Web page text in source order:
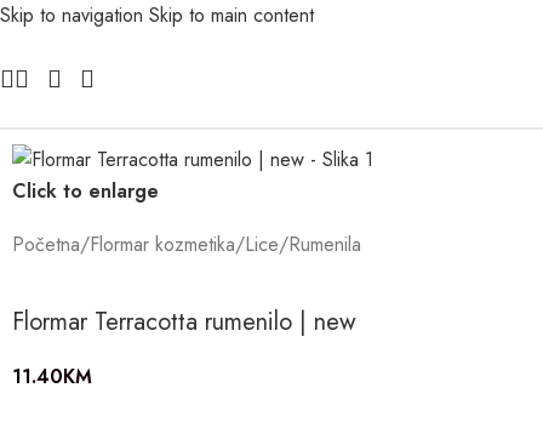
Skip to navigation Skip to main content
Click to enlarge
Početna/Flormar kozmetika/Lice/Rumenila
Flormar Terracotta rumenilo | new
11.40KM